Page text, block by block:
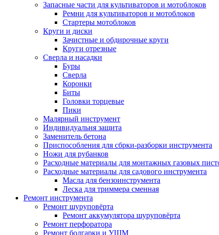
Запасные части для культиваторов и мотоблоков
Ремни для культиваторов и мотоблоков
Стартеры мотоблоков
Круги и диски
Зачистные и обдирочные круги
Круги отрезные
Сверла и насадки
Буры
Сверла
Коронки
Биты
Головки торцевые
Пики
Малярный инструмент
Индивидуальня защита
Заменитель бетона
Приспособления для сбрки-разборки инструмента
Ножи для рубанков
Расходные материалы для монтажных газовых
Расходные материалы для садового инструмента
Масла для бензоинструмента
Леска для триммера сменная
Ремонт инструмента
Ремонт шуруповёрта
Ремонт аккумулятора шуруповёрта
Ремонт перфоратора
Ремонт болгарки и УШМ